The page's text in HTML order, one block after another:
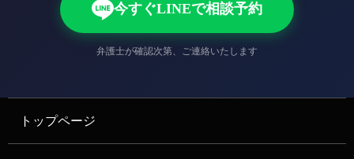
今すぐLINEで相談予約
弁護士が確認次第、ご連絡いたします
トップページ